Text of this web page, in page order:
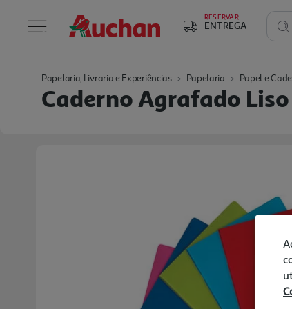
RESERVAR
ENTREGA
Papelaria, Livraria e Experiências Papelaria Papel e
Caderno Agrafado